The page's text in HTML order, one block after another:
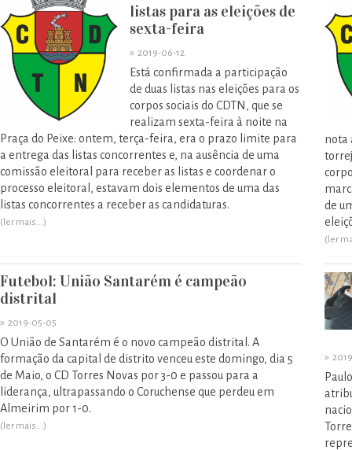
listas para as eleições de
sexta-feira
» 2019-06-12
Está confirmada a participação
de duas listas nas eleições para os
corpos sociais do CDTN, que se
realizam sexta-feira à noite na
Praça do Peixe: ontem, terça-feira, era o prazo limite para
a entrega das listas concorrentes e, na ausência de uma
comissão eleitoral para receber as listas e coordenar o
processo eleitoral, estavam dois elementos de uma das
listas concorrentes a receber as candidaturas.
(ler mais...)
nota
de
(ler
Futebol: União Santarém é campeão
distrital
» 2019-05-05
O União de Santarém é o novo campeão distrital. A
formação da capital de distrito venceu este domingo, dia 5
de Maio, o CD Torres Novas por 3-0 e passou para a
liderança, ultrapassando o Coruchense que perdeu em
Almeirim por 1-0.
(ler mais...)
»